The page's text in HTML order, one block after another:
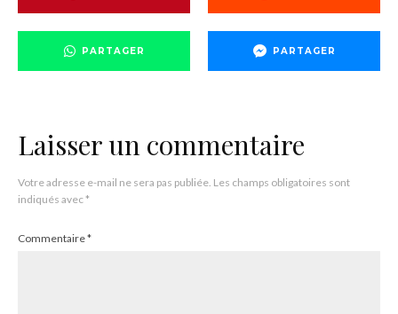
PARTAGER PARTAGER
Laisser un commentaire
Votre adresse e-mail ne sera pas publiée. Les champs obligatoires sont
indiqués avec*
Commentaire*